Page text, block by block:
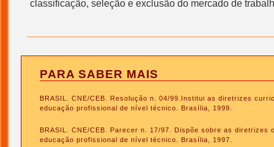
classificação, seleção e exclusão do mercado de
PARA SABER MAIS
BRASIL. CNE/CEB. Resolução n. 04/99.Institui as diretrizes
educação profissional de nível técnico. Brasília, 1999.
BRASIL. CNE/CEB. Parecer n. 17/97. Dispõe sobre as diretrizes
educação profissional de nível técnico. Brasília, 1997.